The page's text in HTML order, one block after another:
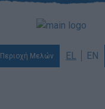
Περιοχή Μελών EL EN